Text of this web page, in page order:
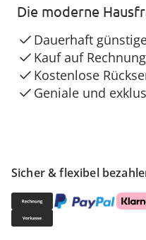
Sicher & flexibel
Die moderne
Dauerhaft
Kauf auf
Kostenlose
Geniale und